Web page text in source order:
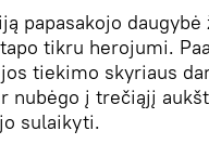
papasakojo
tikru herojumi.
tiekimo skyriaus
nubėgo į trečiąjį
sulaikyti.